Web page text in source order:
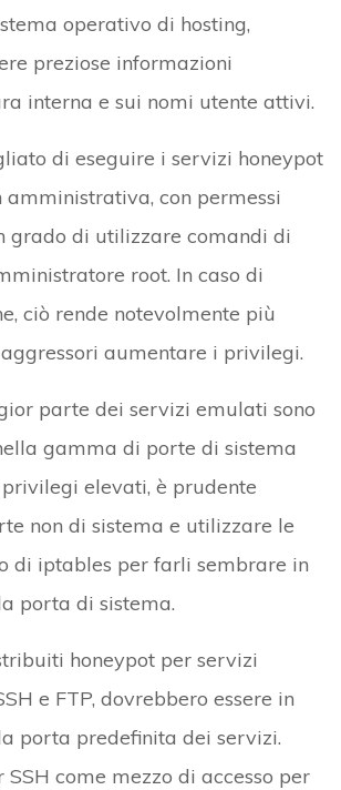
operativo di hosting,
preziose informazioni
interna e sui nomi utente attivi.
di eseguire i servizi honeypot
amministrativa, con permessi
grado di utilizzare comandi di
root. In caso di
ciò rende notevolmente più
aumentare i privilegi.
parte dei servizi emulati sono
gamma di porte di sistema
elevati, è prudente
non di sistema e utilizzare le
di iptables per farli sembrare in
porta di sistema.
honeypot per servizi
e FTP, dovrebbero essere in
porta predefinita dei servizi.
come mezzo di accesso per